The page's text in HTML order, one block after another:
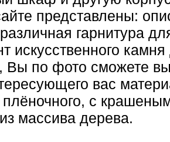
представлены:
гарнитура
искусственного
Вы по фото сможете
вас
плёночного, с
массива дерева.